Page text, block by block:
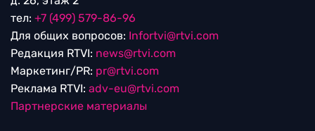
тел: +7 (499) 579-86-96
Для общих вопросов: Infortvi@rtvi.com
Редакция RTVI: news@rtvi.com
Маркетинг/PR: pr@rtvi.com
Реклама RTVI: adv-eu@rtvi.com
Партнерские материалы